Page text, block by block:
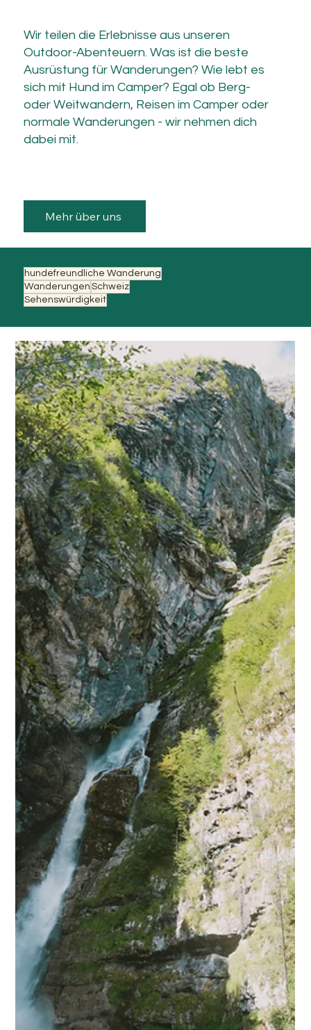
Wir teilen die Erlebnisse aus unseren
Outdoor-Abenteuern. Was ist die beste
Ausrüstung für Wanderungen? Wie lebt es
sich mit Hund im Camper? Egal ob Berg-
oder Weitwandern, Reisen im Camper oder
normale Wanderungen - wir nehmen dich
dabei mit.
Mehr über uns
hundefreundliche Wanderung
Wanderungen Schweiz
Sehenswürdigkeit